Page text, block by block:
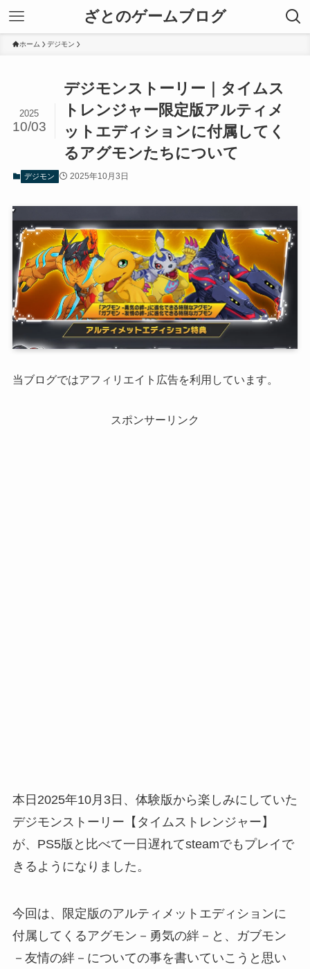
ざとのゲームブログ
ホーム デジモン
デジモンストーリー｜タイムス
トレンジャー限定版アルティメ
ットエディションに付属してく
るアグモンたちについて
2025
10/03
デジモン 2025年10月3日
当ブログではアフィリエイト広告を利用しています。
スポンサーリンク
本日2025年10月3日、体験版から楽しみにしていた
デジモンストーリー【タイムストレンジャー】
が、PS5版と比べて一日遅れてsteamでもプレイで
きるようになりました。
今回は、限定版のアルティメットエディションに
付属してくるアグモン－勇気の絆－と、ガブモン
－友情の絆－についての事を書いていこうと思い